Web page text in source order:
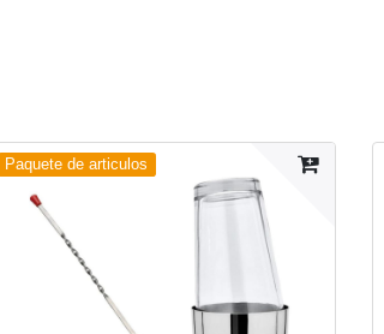
Paquete de articulos